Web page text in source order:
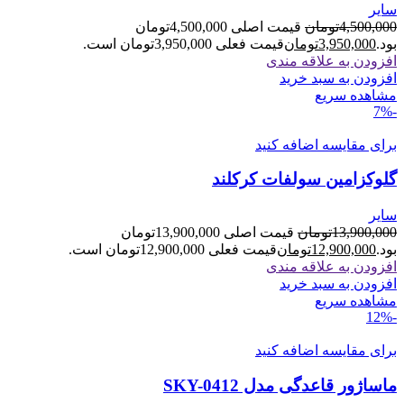
سایر
4,500,000تومان
قیمت اصلی 4,500,000تومان
بود.3,950,000تومانقیمت فعلی 3,950,000تومان است.
افزودن به علاقه مندی
افزودن به سبد خرید
مشاهده سریع
-7%
برای مقایسه اضافه کنید
گلوکزامین سولفات کرکلند
سایر
13,900,000تومان
قیمت اصلی 13,900,000تومان
بود.12,900,000تومانقیمت فعلی 12,900,000تومان است.
افزودن به علاقه مندی
افزودن به سبد خرید
مشاهده سریع
-12%
برای مقایسه اضافه کنید
ماساژور قاعدگی مدل SKY-0412